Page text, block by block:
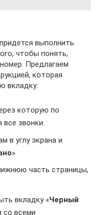
выполнить
чтобы понять,
Предлагаем
которая
вкладку:
которую по
звонки.
в углу экрана и
».
часть страницы,
вкладку «Черный
со всеми